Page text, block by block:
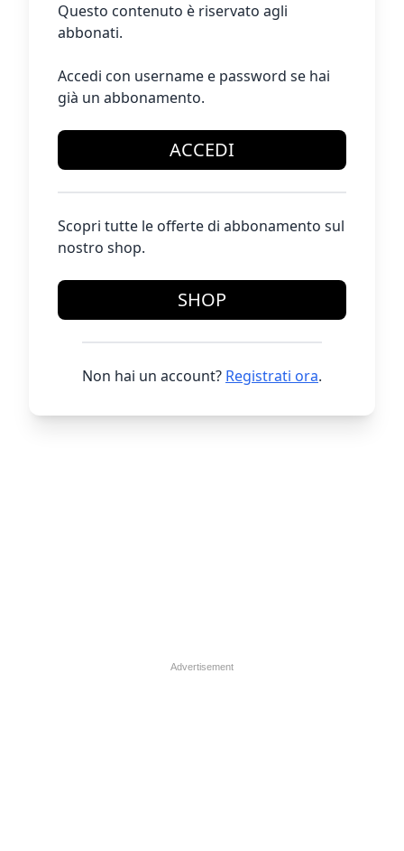
Questo contenuto è riservato agli
abbonati.
Accedi con username e password se hai
già un abbonamento.
ACCEDI
Scopri tutte le offerte di abbonamento sul
nostro shop.
SHOP
Non hai un account? Registrati ora.